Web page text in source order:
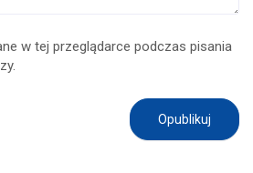
w tej przeglądarce podczas pisania